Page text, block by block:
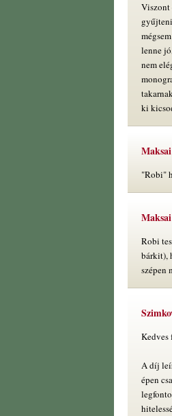
Viszont
lenne
nem
ki
"Robi"
Robi
bárkit),
szépen
Kedves
A díj
épen